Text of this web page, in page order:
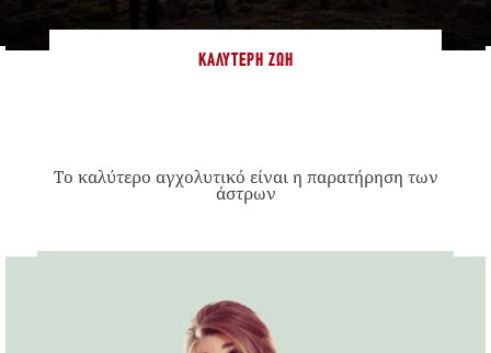
ΚΑΛΎΤΕΡΗ ΖΩΉ
Το καλύτερο αγχολυτικό είναι η παρατήρηση των
άστρων